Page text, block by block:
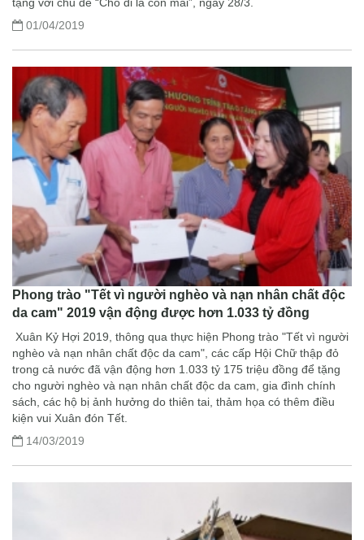
01/04/2019
Phong trào "Tết vì người nghèo và nạn nhân chất độc
da cam" 2019 vận động được hơn 1.033 tỷ đồng
Xuân Kỷ Hợi 2019, thông qua thực hiện Phong trào "Tết vì người
nghèo và nạn nhân chất độc da cam", các cấp Hội Chữ thập đỏ
trong cả nước đã vận động hơn 1.033 tỷ 175 triệu đồng để tặng
cho người nghèo và nạn nhân chất độc da cam, gia đình chính
sách, các hộ bị ảnh hưởng do thiên tai, thảm họa có thêm điều
kiện vui Xuân đón Tết.
14/03/2019